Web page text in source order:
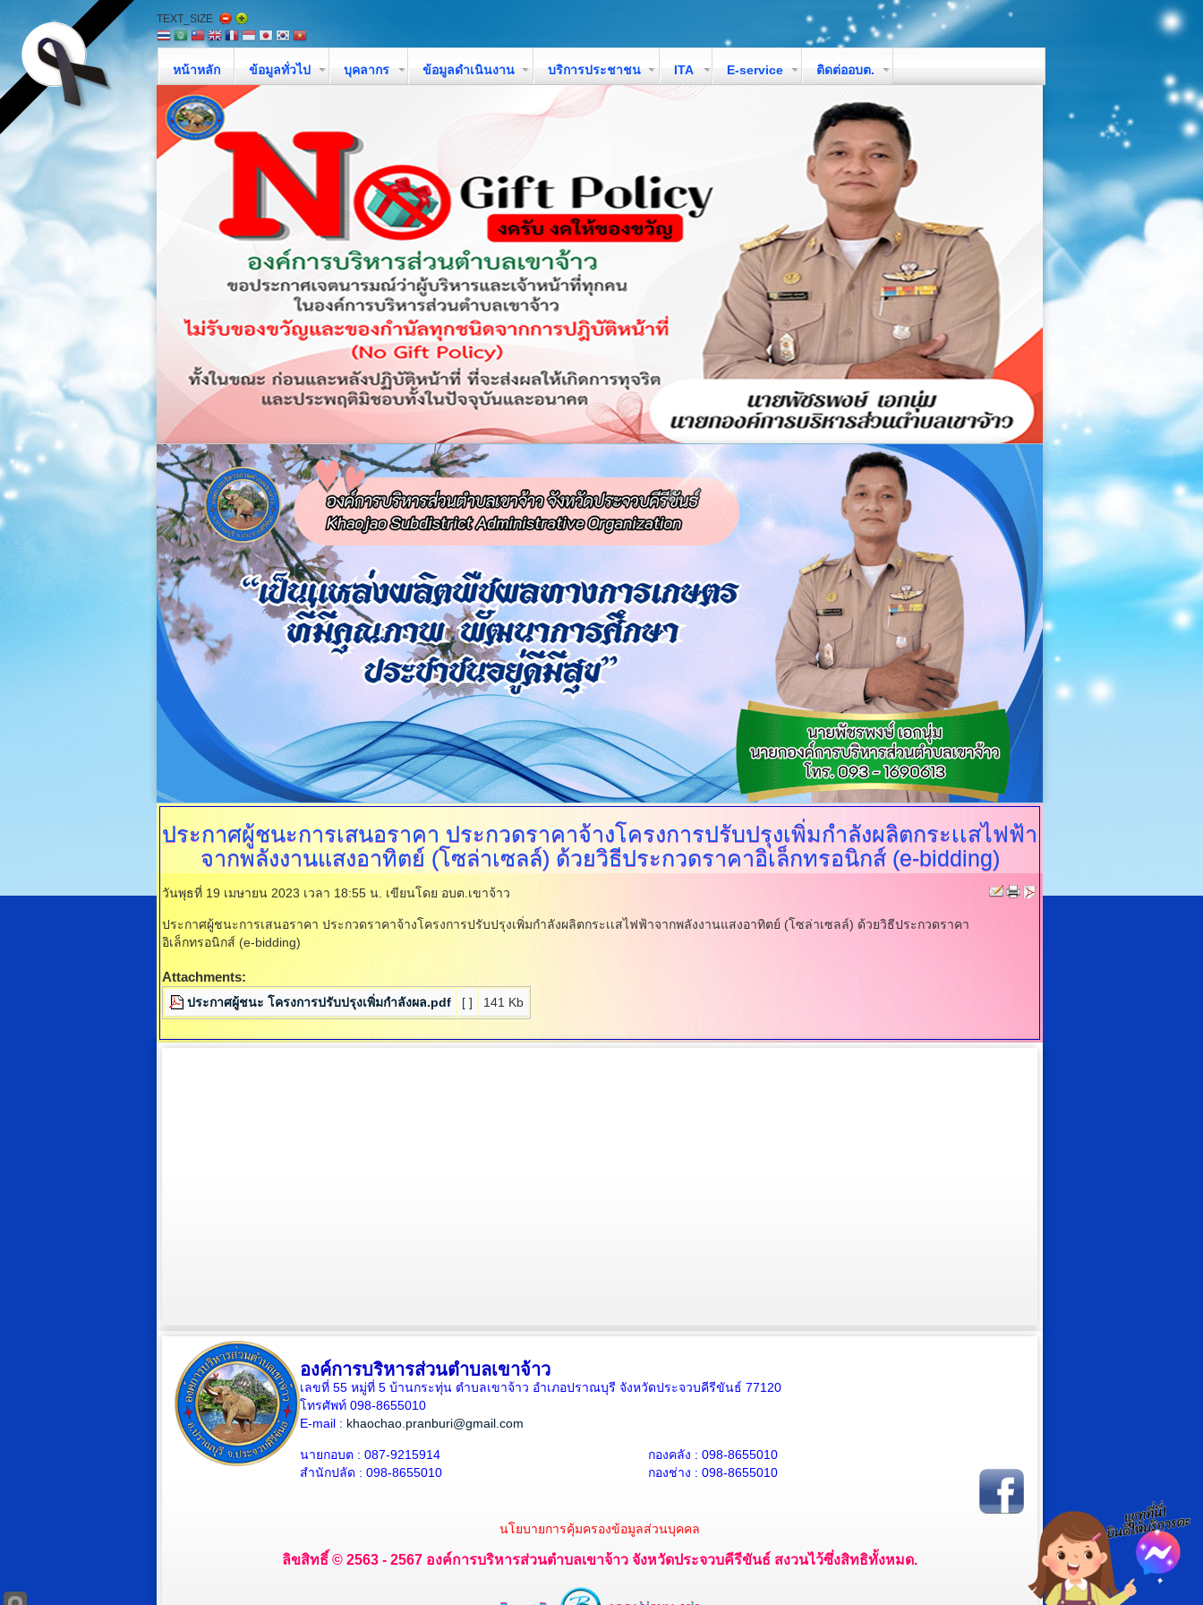
TEXT_SIZE
หน้าหลัก ข้อมูลทั่วไป บุคลากร ข้อมูลดำเนินงาน บริการประชาชน ITA E-service ติดต่ออบต.
ประกาศผู้ชนะการเสนอราคา ประกวดราคาจ้างโครงการปรับปรุงเพิ่มกำลังผลิตกระเเสไฟฟ้า
จากพลังงานแสงอาทิตย์ (โซล่าเซลล์) ด้วยวิธีประกวดราคาอิเล็กทรอนิกส์ (e-bidding)
วันพุธที่ 19 เมษายน 2023 เวลา 18:55 น. เขียนโดย อบต.เขาจ้าว
ประกาศผู้ชนะการเสนอราคา ประกวดราคาจ้างโครงการปรับปรุงเพิ่มกำลังผลิตกระเเสไฟฟ้าจากพลังงานแสงอาทิตย์ (โซล่าเซลล์) ด้วยวิธีประกวดราคา
อิเล็กทรอนิกส์ (e-bidding)
Attachments:
ประกาศผู้ชนะ โครงการปรับปรุงเพิ่มกำลังผล.pdf [ ] 141 Kb
องค์การบริหารส่วนตำบลเขาจ้าว
เลขที่ 55 หมู่ที่ 5 บ้านกระทุ่น ตำบลเขาจ้าว อำเภอปราณบุรี จังหวัดประจวบคีรีขันธ์ 77120
โทรศัพท์ 098-8655010
E-mail : khaochao.pranburi@gmail.com
นายกอบต : 087-9215914
สำนักปลัด : 098-8655010
กองคลัง : 098-8655010
กองช่าง : 098-8655010
นโยบายการคุ้มครองข้อมูลส่วนบุคคล
ลิขสิทธิ์ © 2563 - 2567 องค์การบริหารส่วนตำบลเขาจ้าว จังหวัดประจวบคีรีขันธ์ สงวนไว้ซึ่งสิทธิทั้งหมด.